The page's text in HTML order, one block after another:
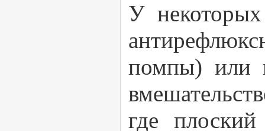
У
помпы) или
где плоский